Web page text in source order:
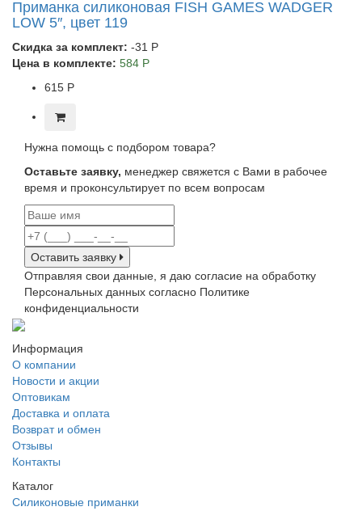
Приманка силиконовая FISH GAMES WADGER
LOW 5″, цвет 119
Скидка за комплект: -31 Р
Цена в комплекте: 584 Р
615 Р
Нужна помощь с подбором товара?
Оставьте заявку, менеджер свяжется с Вами в рабочее
время и проконсультирует по всем вопросам
Оставить заявку
Отправляя свои данные, я даю согласие на обработку
Персональных данных согласно Политике
конфиденциальности
Информация
О компании
Новости и акции
Оптовикам
Доставка и оплата
Возврат и обмен
Отзывы
Контакты
Каталог
Силиконовые приманки